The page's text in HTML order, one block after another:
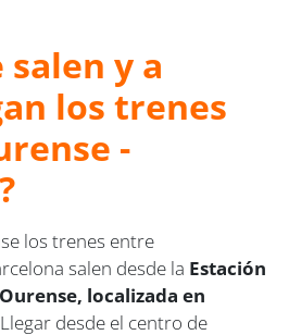
salen y a
los trenes
-
los trenes entre
salen desde la Estación
localizada en
Llegar desde el centro de